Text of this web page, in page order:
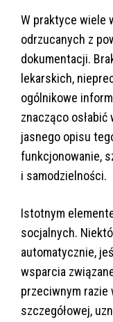
W praktyce wiele
odrzucanych z
dokumentacji.
lekarskich,
ogólnikowe
znacząco osłabić
jasnego opisu
funkcjonowanie,
i samodzielności.
Istotnym
socjalnych.
automatycznie,
wsparcia
przeciwnym razie
szczegółowej,